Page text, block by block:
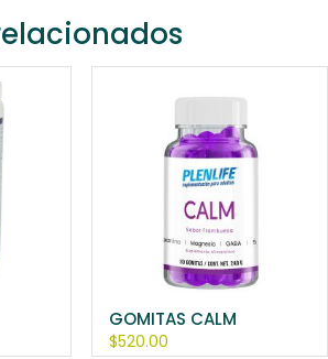
GOMITAS CALM
$520.00